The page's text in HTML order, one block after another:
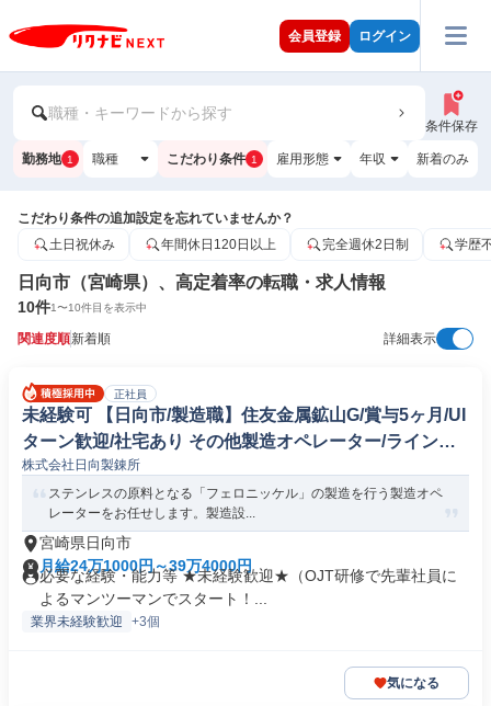
会員登録 ログイン
職種・キーワードから探す
条件保存
勤務地 1 職種 こだわり条件 1 雇用形態 年収 新着のみ
こだわり条件の追加設定を忘れていませんか？
土日祝休み
年間休日120日以上 完全週休2日制 学歴
日向市（宮崎県）、高定着率の転職・求人情報
10件1〜10件目を表示中
関連度順新着順 詳細表示
正社員
未経験可 【日向市/製造職】住友金属鉱山G/賞与5ヶ月/UI
ターン歓迎/社宅あり その他製造オペレーター/ラインマ
ネージャー(機械/電気/電子製品専門職)
株式会社日向製錬所
ステンレスの原料となる「フェロニッケル」の製造を行う製造オペ
レーターをお任せします。製造設...
宮崎県日向市
月給24万1000円～39万4000円
必要な経験・能力等 ★未経験歓迎★（OJT研修で先輩社員に
よるマンツーマンでスタート！...
業界未経験歓迎 +3個
気になる